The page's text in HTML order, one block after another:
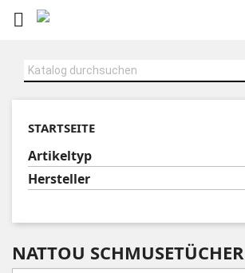

STARTSEITE
Artikeltyp
Hersteller
NATTOU SCHMUSETÜCHER